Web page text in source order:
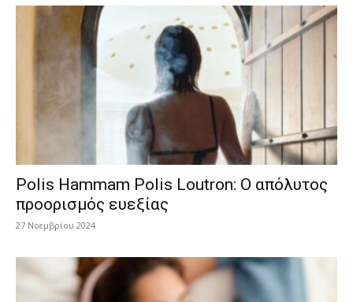
Polis Hammam Polis Loutron: Ο απόλυτος
προορισμός ευεξίας
27 Νοεμβρίου 2024